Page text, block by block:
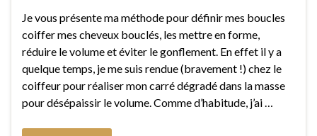
Je vous présente ma méthode pour définir mes boucles
coiffer mes cheveux bouclés, les mettre en forme,
réduire le volume et éviter le gonflement. En effet il y a
quelque temps, je me suis rendue (bravement !) chez le
coiffeur pour réaliser mon carré dégradé dans la masse
pour désépaissir le volume. Comme d’habitude, j’ai …